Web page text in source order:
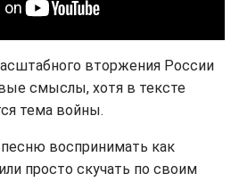
вторжения России
смыслы, хотя в тексте
тема войны.
воспринимать как
просто скучать по своим